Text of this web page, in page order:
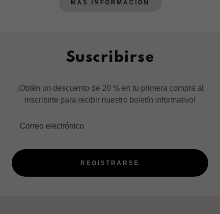
MÁS INFORMACIÓN
Suscribirse
¡Obtén un descuento de 20 % en tu primera compra al
inscribirte para recibir nuestro boletín informativo!
Correo electrónico
REGISTRARSE